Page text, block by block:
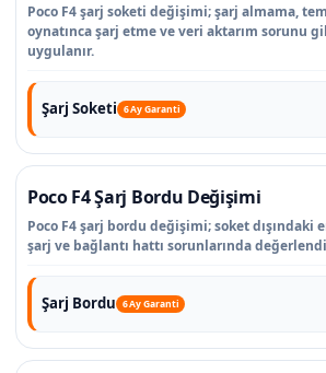
Poco F4 şarj soketi değişimi; şarj almama,
oynatınca şarj etme ve veri aktarım sorunu
uygulanır.
Şarj Soketi 6 Ay Garanti
Poco F4 Şarj Bordu Değişimi
Poco F4 şarj bordu değişimi; soket dışındaki
şarj ve bağlantı hattı sorunlarında
Şarj Bordu 6 Ay Garanti